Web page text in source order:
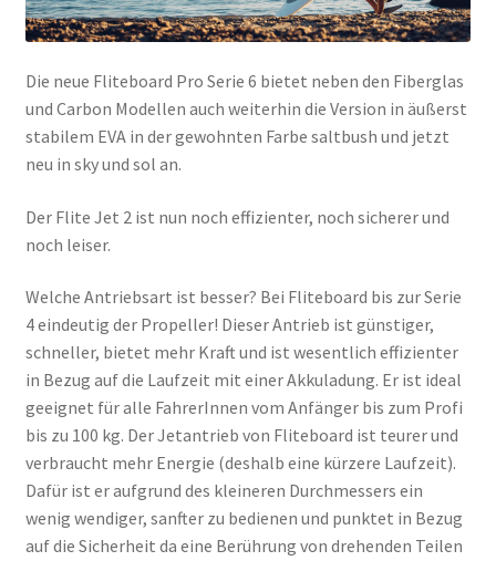
Die neue Fliteboard Pro Serie 6 bietet neben den Fiberglas
und Carbon Modellen auch weiterhin die Version in äußerst
stabilem EVA in der gewohnten Farbe saltbush und jetzt
neu in sky und sol an.
Der Flite Jet 2 ist nun noch effizienter, noch sicherer und
noch leiser.
Welche Antriebsart ist besser? Bei Fliteboard bis zur Serie
4 eindeutig der Propeller! Dieser Antrieb ist günstiger,
schneller, bietet mehr Kraft und ist wesentlich effizienter
in Bezug auf die Laufzeit mit einer Akkuladung. Er ist ideal
geeignet für alle FahrerInnen vom Anfänger bis zum Profi
bis zu 100 kg. Der Jetantrieb von Fliteboard ist teurer und
verbraucht mehr Energie (deshalb eine kürzere Laufzeit).
Dafür ist er aufgrund des kleineren Durchmessers ein
wenig wendiger, sanfter zu bedienen und punktet in Bezug
auf die Sicherheit da eine Berührung von drehenden Teilen